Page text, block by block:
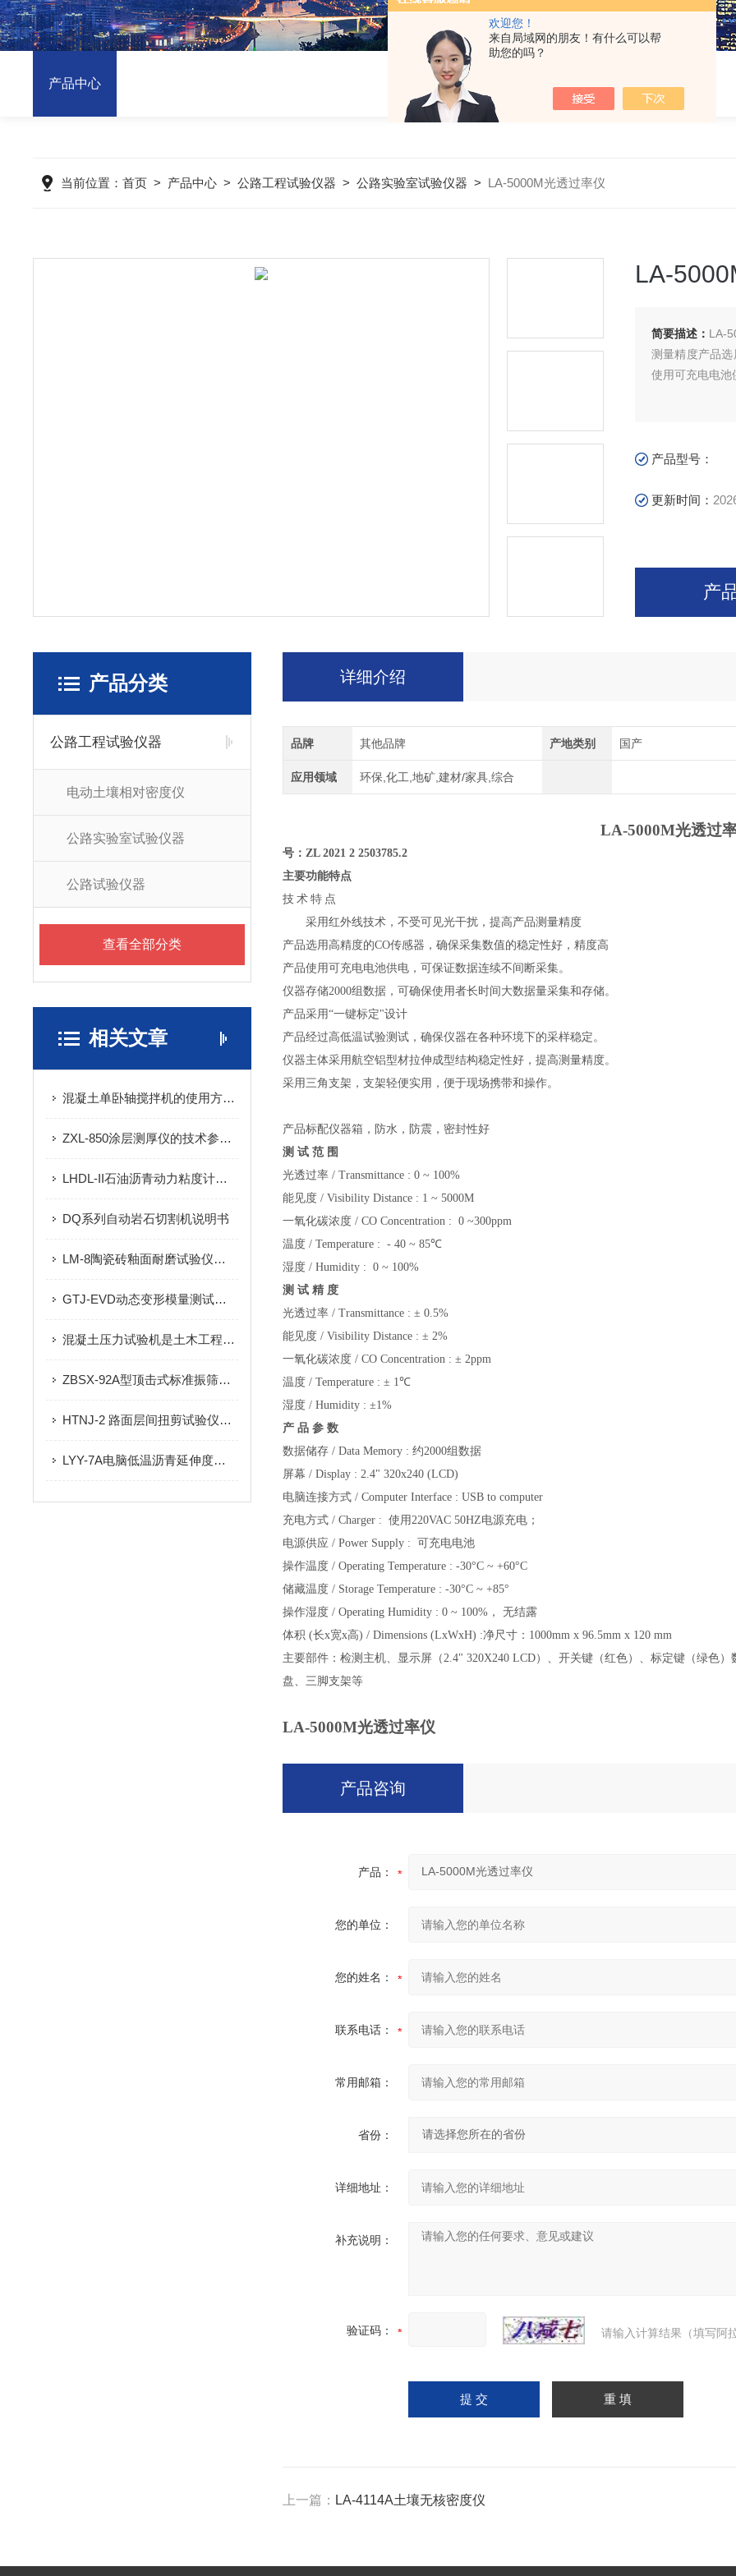
欢迎您！
来自局域网的朋友！有什么可以帮
助您的吗？
产品中心
当前位置：首页 > 产品中心 >公路工程试验仪器 >公路实验室试验仪器 > LA-5000M光透过率仪
LA-
简要描述： LA-
测量精度产品
使用可充电电池
产品型号：
更新时间：
产
产品分类
公路工程试验仪器
电动土壤相对密度仪
公路实验室试验仪器
公路试验仪器
查看全部分类
相关文章
混凝土单卧轴搅拌机的使用方法非常简单，一看就会
ZXL-850涂层测厚仪的技术参数及原理
LHDL-II石油沥青动力粘度计的技术参数及概述
DQ系列自动岩石切割机说明书
LM-8陶瓷砖釉面耐磨试验仪的技术参数
GTJ-EVD动态变形模量测试仪（手持落锤弯沉仪）产品特点及技术参数
混凝土压力试验机是土木工程领域中不可少的检测工具
ZBSX-92A型顶击式标准振筛机安装和保养
HTNJ-2 路面层间扭剪试验仪的注意事项及清单
LYY-7A电脑低温沥青延伸度试验仪（小屏）的技术参数及功能
详细介绍
品牌 其他品牌 产地类别 国产
应用领域 环保,化工,地矿,建材/家具,综合
LA-5000M光透过
号： ZL 2021 2 2503785.2
主要功能特点
技 术 特 点
采用红外线技术，不受可见光干扰，提高产品测量精度
产品选用高精度的CO传感器，确保采集数值的稳定性好，精度高
产品使用可充电电池供电，可保证数据连续不间断采集。
仪器存储2000组数据，可确保使用者长时间大数据量采集和存储。
产品采用“一键标定"设计
产品经过高低温试验测试，确保仪器在各种环境下的采样稳定。
仪器主体采用航空铝型材拉伸成型结构稳定性好，提高测量精度。
采用三角支架，支架轻便实用，便于现场携带和操作。
产品标配仪器箱，防水，防震，密封性好
测 试 范 围
光透过率/ Transmittance : 0 ~ 100%
能见度/ Visibility Distance : 1 ~ 5000M
一氧化碳浓度/ CO Concentration : 0 ~300ppm
温度/ Temperature : - 40 ~ 85℃
湿度/ Humidity : 0 ~ 100%
测 试 精 度
光透过率/ Transmittance : ± 0.5%
能见度/ Visibility Distance : ± 2%
一氧化碳浓度/ CO Concentration : ± 2ppm
温度/ Temperature : ± 1℃
湿度/ Humidity : ±1%
产品 参 数
数据储存/ Data Memory : 约2000组数据
屏幕 / Display : 2.4" 320x240 (LCD)
电脑连接方式/ Computer Interface : USB to computer
充电方式/ Charger : 使用220VAC 50HZ电源充电；
电源供应/ Power Supply : 可充电电池
操作温度/ Operating Temperature : -30°C ~ +60°C
储藏温度/ Storage Temperature : -30°C ~ +85°
操作湿度/ Operating Humidity : 0 ~ 100%， 无结露
体积 (长x宽x高) / Dimensions (LxWxH) :净尺寸：1000mm x 96.5mm x 120mm
主要部件： 检测主机、显示屏（2.4" 320X240 LCD）、开关键（红色）、标定键（绿色
盘、三脚支架等
LA-5000M光透过率仪
产品咨询
产品：
您的单位：
您的姓名：
联系电话：
常用邮箱：
省份：
详细地址：
补充说明：
验证码： 请输入计算结果（填写阿
上一篇： LA-4114A土壤无核密度仪